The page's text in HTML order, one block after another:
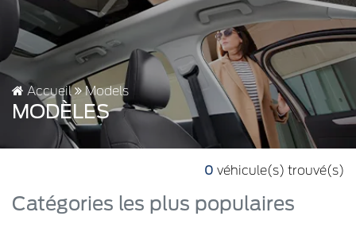
Accueil Models
MODÈLES
0 véhicule(s) trouvé(s)
Catégories les plus populaires